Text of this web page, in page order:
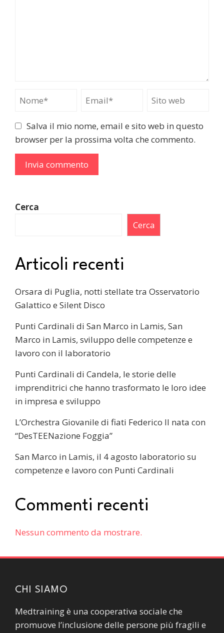
Salva il mio nome, email e sito web in questo
browser per la prossima volta che commento.
Cerca
Cerca
Articoli recenti
Orsara di Puglia, notti stellate tra Osservatorio
Galattico e Silent Disco
Punti Cardinali di San Marco in Lamis, San
Marco in Lamis, sviluppo delle competenze e
lavoro con il laboratorio
Punti Cardinali di Candela, le storie delle
imprenditrici che hanno trasformato le loro idee
in impresa e sviluppo
L’Orchestra Giovanile di fiati Federico II nata con
“DesTEENazione Foggia”
San Marco in Lamis, il 4 agosto laboratorio su
competenze e lavoro con Punti Cardinali
Commenti recenti
Nessun commento da mostrare.
CHI SIAMO
Medtraining è una cooperativa sociale che
promuove l’inclusione delle persone più fragili e